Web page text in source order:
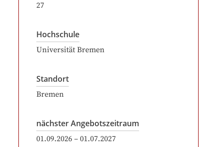
27
Hochschule
Universität Bremen
Standort
Bremen
nächster Angebotszeitraum
01.09.2026 – 01.07.2027